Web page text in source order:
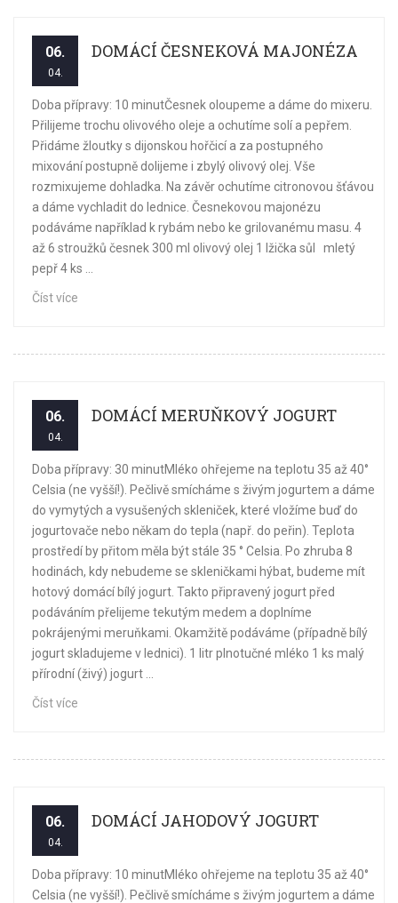
06.
04.
DOMÁCÍ ČESNEKOVÁ MAJONÉZA
Doba přípravy: 10 minutČesnek oloupeme a dáme do mixeru.
Přilijeme trochu olivového oleje a ochutíme solí a pepřem.
Přidáme žloutky s dijonskou hořčicí a za postupného
mixování postupně dolijeme i zbylý olivový olej. Vše
rozmixujeme dohladka. Na závěr ochutíme citronovou šťávou
a dáme vychladit do lednice. Česnekovou majonézu
podáváme například k rybám nebo ke grilovanému masu. 4
až 6 stroužků česnek 300 ml olivový olej 1 lžička sůl mletý
pepř 4 ks ...
Číst více
06.
04.
DOMÁCÍ MERUŇKOVÝ JOGURT
Doba přípravy: 30 minutMléko ohřejeme na teplotu 35 až 40°
Celsia (ne vyšší!). Pečlivě smícháme s živým jogurtem a dáme
do vymytých a vysušených skleniček, které vložíme buď do
jogurtovače nebo někam do tepla (např. do peřin). Teplota
prostředí by přitom měla být stále 35 ° Celsia. Po zhruba 8
hodinách, kdy nebudeme se skleničkami hýbat, budeme mít
hotový domácí bílý jogurt. Takto připravený jogurt před
podáváním přelijeme tekutým medem a doplníme
pokrájenými meruňkami. Okamžitě podáváme (případně bílý
jogurt skladujeme v lednici). 1 litr plnotučné mléko 1 ks malý
přírodní (živý) jogurt ...
Číst více
06.
04.
DOMÁCÍ JAHODOVÝ JOGURT
Doba přípravy: 10 minutMléko ohřejeme na teplotu 35 až 40°
Celsia (ne vyšší!). Pečlivě smícháme s živým jogurtem a dáme